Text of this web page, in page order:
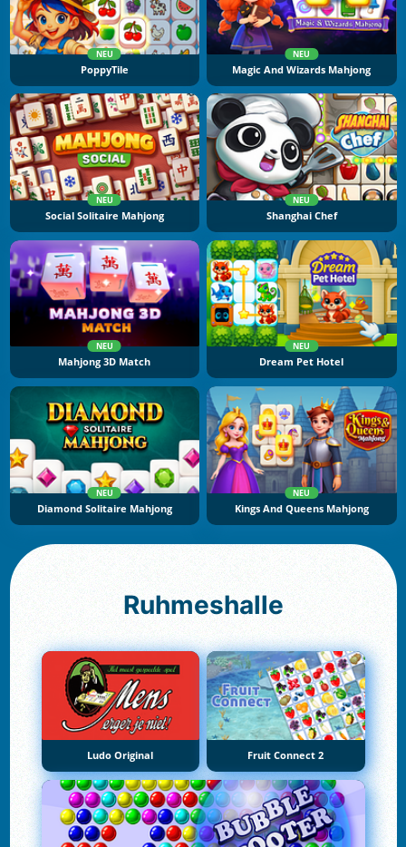
NEU
PoppyTile
NEU
Magic And Wizards Mahjong
NEU
Social Solitaire Mahjong
NEU
Shanghai Chef
NEU
Mahjong 3D Match
NEU
Dream Pet Hotel
NEU
Diamond Solitaire Mahjong
NEU
Kings And Queens Mahjong
Ruhmeshalle
Ludo Original Fruit Connect 2